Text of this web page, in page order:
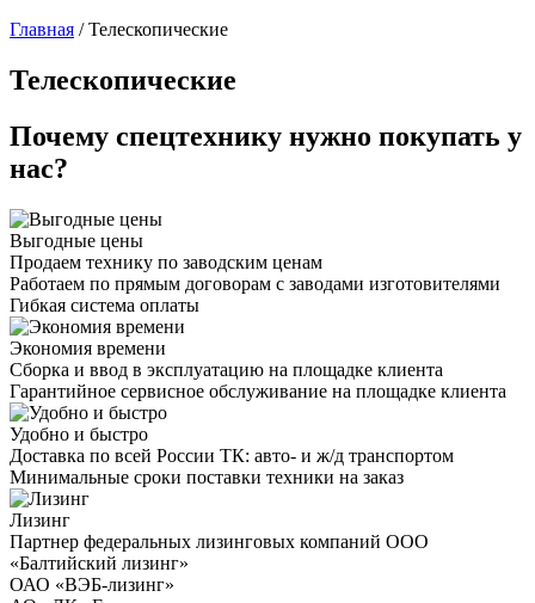
Главная /Телескопические
Телескопические
Почему спецтехнику нужно покупать у
нас?
Выгодные цены
Продаем технику по заводским ценам
Работаем по прямым договорам с заводами изготовителями
Гибкая система оплаты
Экономия времени
Сборка и ввод в эксплуатацию на площадке клиента
Гарантийное сервисное обслуживание на площадке клиента
Удобно и быстро
Доставка по всей России ТК: авто- и ж/д транспортом
Минимальные сроки поставки техники на заказ
Лизинг
Партнер федеральных лизинговых компаний ООО
«Балтийский лизинг»
ОАО «ВЭБ-лизинг»